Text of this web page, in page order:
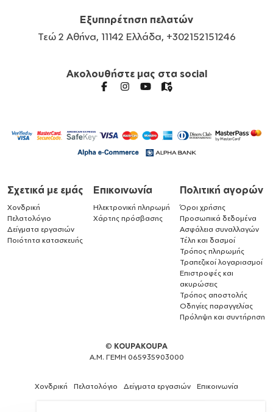
Εξυπηρέτηση πελατών
Τεώ 2 Αθήνα, 11142 Ελλάδα, +302152151246
Ακολουθήστε μας στα social
Σχετικά με εμάς
Χονδρική
Πελατολόγιο
Δείγματα εργασιών
Ποιότητα κατασκευής
Επικοινωνία
Ηλεκτρονική πληρωμή
Χάρτης πρόσβασης
Πολιτική αγορών
Όροι χρήσης
Προσωπικά δεδομένα
Ασφάλεια συναλλαγών
Τέλη και δασμοί
Τρόπος πληρωμής
Τραπεζικοί λογαριασμοί
Επιστροφές και
ακυρώσεις
Τρόπος αποστολής
Οδηγίες παραγγελίας
Πρόληψη και συντήρηση
© KOUPAKOUPA
Α.Μ. ΓΕΜΗ 065935903000
Χονδρική Πελατολόγιο Δείγματα εργασιών Επικοινωνία